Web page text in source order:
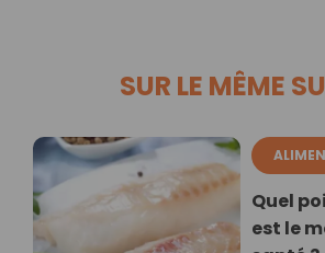
SUR LE MÊME
Quel
est le